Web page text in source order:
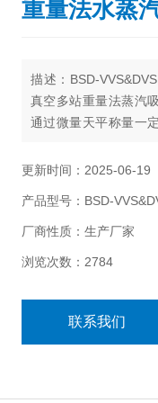
重量法水蒸
描述：BSD-
真空多站重量法蒸汽
通过微量天平称量一
更新时间：2025-06-19
产品型号：BSD-
厂商性质：生产厂家
浏览次数：2784
联系我们